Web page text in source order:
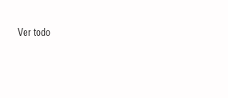
Ver todo